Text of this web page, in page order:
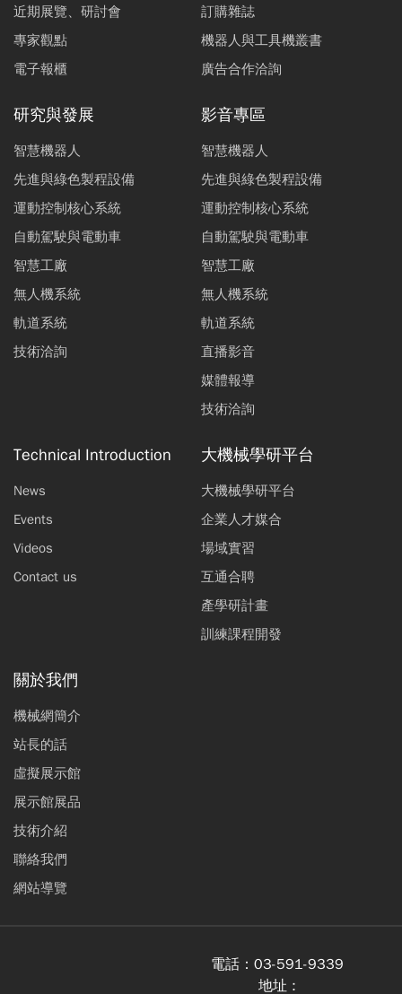
近期展覽、研討會
專家觀點
電子報櫃
訂購雜誌
機器人與工具機叢書
廣告合作洽詢
研究與發展
智慧機器人
先進與綠色製程設備
運動控制核心系統
自動駕駛與電動車
智慧工廠
無人機系統
軌道系統
技術洽詢
影音專區
智慧機器人
先進與綠色製程設備
運動控制核心系統
自動駕駛與電動車
智慧工廠
無人機系統
軌道系統
直播影音
媒體報導
技術洽詢
Technical Introduction
News
Events
Videos
Contact us
大機械學研平台
大機械學研平台
企業人才媒合
場域實習
互通合聘
產學研計畫
訓練課程開發
關於我們
機械網簡介
站長的話
虛擬展示館
展示館展品
技術介紹
聯絡我們
網站導覽
電話： 03-591-9339
地址 :